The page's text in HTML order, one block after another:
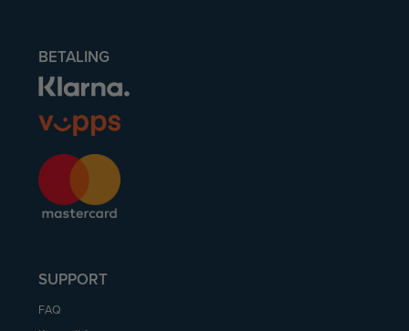
BETALING
SUPPORT
FAQ